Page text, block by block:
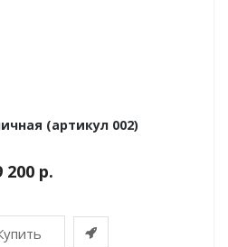
(артикул 002)
200 р.